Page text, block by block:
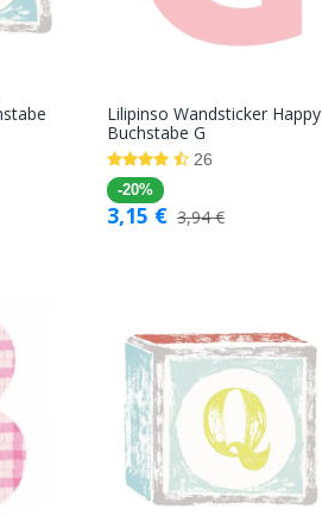
In den
Warenkorb
Lilipinso Wandsticker Happy
Buchstabe G
26
-20%
3,15 € 3,94€